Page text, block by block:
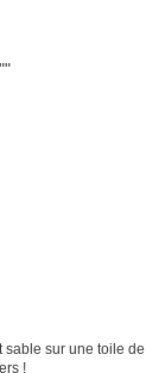
sable sur une toile de
!